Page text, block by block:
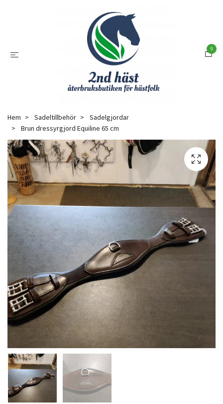
0
Hem Sadeltillbehör
Sadelgjordar
Brun dressyrgjord Equiline 65 cm